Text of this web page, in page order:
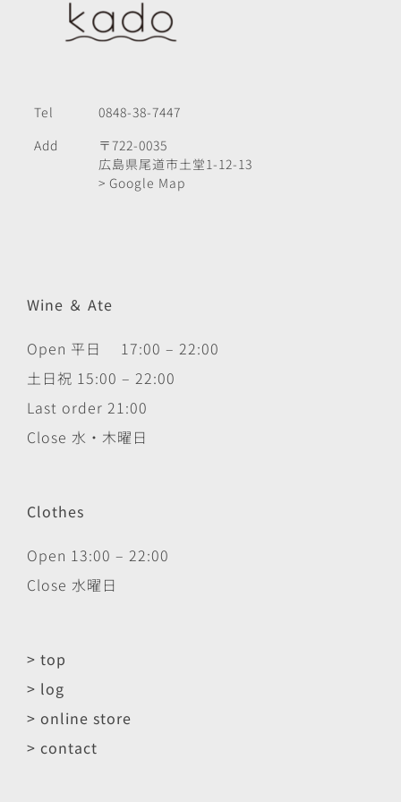
Tel
0848-38-7447
Add
〒722-0035
広島県尾道市土堂1-12-13
> Google Map
Wine ＆ Ate
Open 平日 17:00 – 22:00
土日祝 15:00 – 22:00
Last order 21:00
Close 水・木曜日
Clothes
Open 13:00 – 22:00
Close 水曜日
> top
> log
> online store
> contact